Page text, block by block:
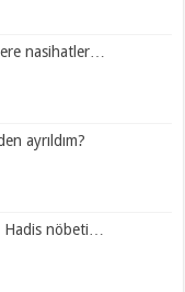
nasihatler…
ayrıldım?
Hadis nöbeti…